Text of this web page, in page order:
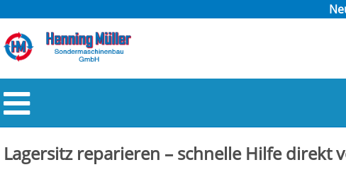
Lagersitz reparieren – schnelle Hilfe direkt